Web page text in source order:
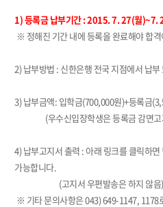
1) 등록금 납부기간 :2015. 7. 27(월)~7.
※ 정해진 기간 내에 등록을 완료해야 합
2) 납부방법 : 신한은행 전국 지점에서 납
3) 납부금액: 입학금(700,000원)+등록금
(우수신입장학생은 등록금 감면고
4) 납부고지서 출력 : 아래 링크를 클릭하
가능합니다.
(고지서 우편발송은 하지 않음)
※ 기타 문의사항은 043) 649-1147, 1178